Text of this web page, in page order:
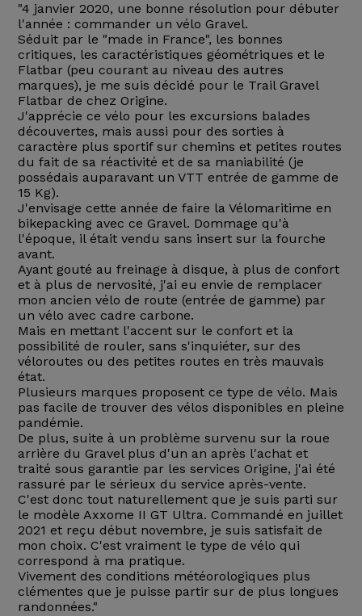
"4 janvier 2020, une bonne résolution pour débuter
l'année : commander un vélo Gravel.
Séduit par le "made in France", les bonnes
critiques, les caractéristiques géométriques et le
Flatbar (peu courant au niveau des autres
marques), je me suis décidé pour le Trail Gravel
Flatbar de chez Origine.
J'apprécie ce vélo pour les excursions balades
découvertes, mais aussi pour des sorties à
caractère plus sportif sur chemins et petites routes
du fait de sa réactivité et de sa maniabilité (je
possédais auparavant un VTT entrée de gamme de
15 Kg).
J'envisage cette année de faire la Vélomaritime en
bikepacking avec ce Gravel. Dommage qu'à
l'époque, il était vendu sans insert sur la fourche
avant.
Ayant gouté au freinage à disque, à plus de confort
et à plus de nervosité, j'ai eu envie de remplacer
mon ancien vélo de route (entrée de gamme) par
un vélo avec cadre carbone.
Mais en mettant l'accent sur le confort et la
possibilité de rouler, sans s'inquiéter, sur des
véloroutes ou des petites routes en très mauvais
état.
Plusieurs marques proposent ce type de vélo. Mais
pas facile de trouver des vélos disponibles en pleine
pandémie.
De plus, suite à un problème survenu sur la roue
arrière du Gravel plus d'un an après l'achat et
traité sous garantie par les services Origine, j'ai été
rassuré par le sérieux du service après-vente.
C'est donc tout naturellement que je suis parti sur
le modèle Axxome II GT Ultra. Commandé en juillet
2021 et reçu début novembre, je suis satisfait de
mon choix. C'est vraiment le type de vélo qui
correspond à ma pratique.
Vivement des conditions météorologiques plus
clémentes que je puisse partir sur de plus longues
randonnées."